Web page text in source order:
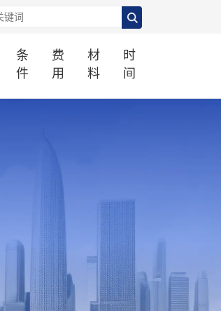
条
件
费
用
材
料
时
间